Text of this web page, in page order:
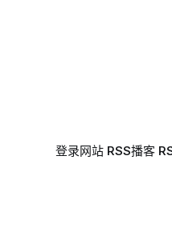
登录网站 RSS播客